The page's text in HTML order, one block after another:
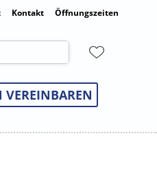
Kontakt Öffnungszeiten
VEREINBAREN